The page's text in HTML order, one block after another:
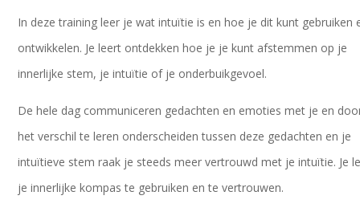
In deze training leer je wat intuïtie is en hoe je dit kunt gebruiken
ontwikkelen. Je leert ontdekken hoe je je kunt afstemmen op je
innerlijke stem, je intuïtie of je onderbuikgevoel.
De hele dag communiceren gedachten en emoties met je en
het verschil te leren onderscheiden tussen deze gedachten en je
intuïtieve stem raak je steeds meer vertrouwd met je intuïtie. Je
je innerlijke kompas te gebruiken en te vertrouwen.